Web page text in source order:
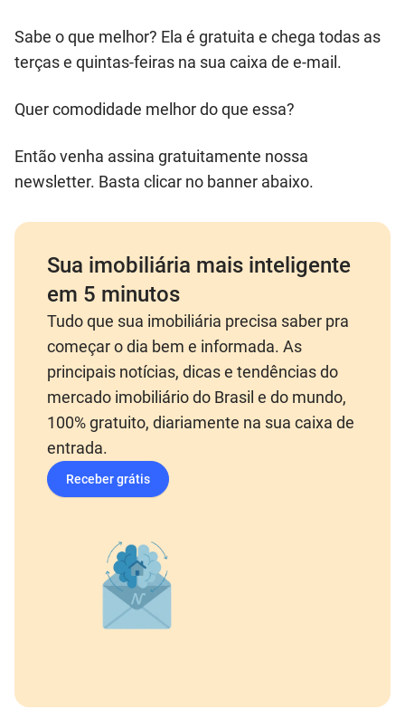
Sabe o que melhor? Ela é gratuita e chega todas as
terças e quintas-feiras na sua caixa de e-mail.
Quer comodidade melhor do que essa?
Então venha assina gratuitamente nossa
newsletter. Basta clicar no banner abaixo.
Sua imobiliária mais inteligente
em 5 minutos
Tudo que sua imobiliária precisa saber pra
começar o dia bem e informada. As
principais notícias, dicas e tendências do
mercado imobiliário do Brasil e do mundo,
100% gratuito, diariamente na sua caixa de
entrada.
Receber grátis